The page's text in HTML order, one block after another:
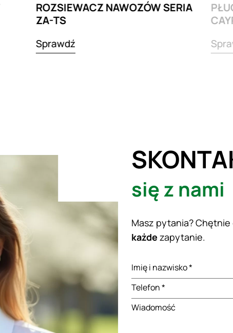
ROZSIEWACZ NAWOZÓW SERIA
ZA-TS
Sprawdź
się z nami
Masz pytania?
każde zapytanie.
Imię i nazwisko *
Telefon *
Wiadomość